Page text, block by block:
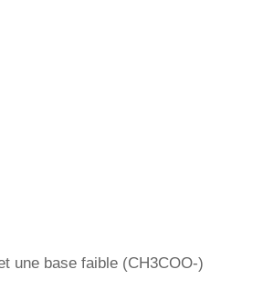
une base faible (CH3COO-)